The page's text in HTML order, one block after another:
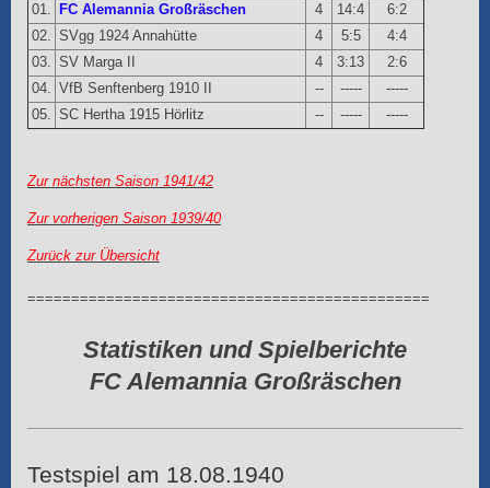
01.
FC Alemannia Großräschen 4 14:4
6:2
02. SVgg 1924 Annahütte 4 5:5
4:4
03. SV Marga II 4 3:13
2:6
04. VfB Senftenberg 1910 II -- -----
-----
05. SC Hertha 1915 Hörlitz -- ----- -----
Zur nächsten Saison 1941/42
Zur vorherigen Saison 1939/40
Zurück zur Übersicht
==============================================
Statistiken und Spielberichte
FC Alemannia Großräschen
Testspiel am 18.08.1940